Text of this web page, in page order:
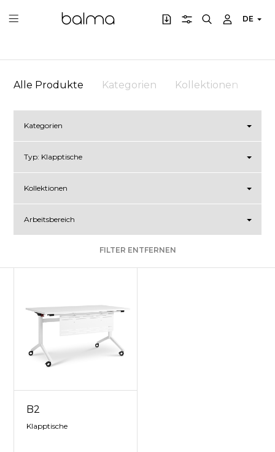
DE
Alle Produkte Kategorien Kollektionen
Kategorien
Typ: Klapptische
Kollektionen
Arbeitsbereich
FILTER ENTFERNEN
B2
Klapptische